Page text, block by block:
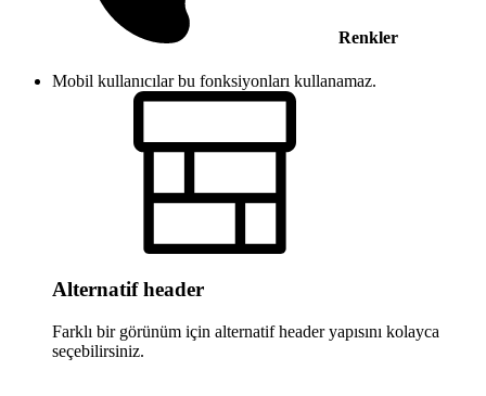
Renkler
Mobil kullanıcılar bu fonksiyonları kullanamaz.
Alternatif header
Farklı bir görünüm için alternatif header yapısını kolayca
seçebilirsiniz.